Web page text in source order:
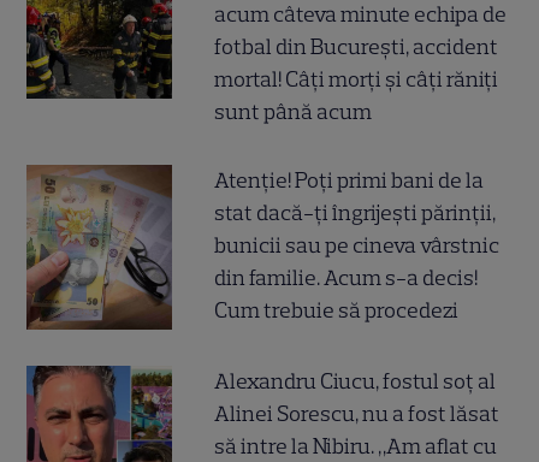
acum câteva minute echipa de
fotbal din București, accident
mortal! Câți morți și câți răniți
sunt până acum
Atenție! Poți primi bani de la
stat dacă-ți îngrijești părinții,
bunicii sau pe cineva vârstnic
din familie. Acum s-a decis!
Cum trebuie să procedezi
Alexandru Ciucu, fostul soț al
Alinei Sorescu, nu a fost lăsat
să intre la Nibiru. „Am aflat cu